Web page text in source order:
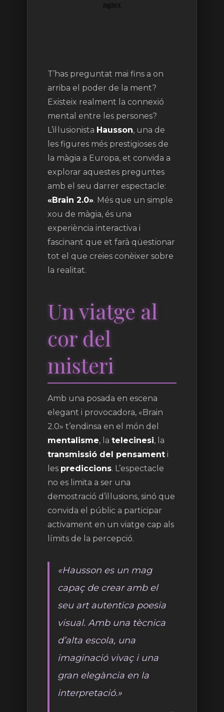
T’has preguntat mai fins a on
arriba el poder de la ment?
Existeix realment la connexió
mental entre les persones?
L’il·lusionista Hausson, una de
les figures més prestigioses de
la màgia a Europa, et convida a
explorar aquestes preguntes
amb el seu darrer espectacle:
«Brain 2.0». Més que un simple
xou de màgia, és una
experiència interactiva i
fascinant que et farà qüestionar
tot el que creies conèixer sobre
la realitat.
Un viatge al
cor del
misteri
Amb una posada en escena
elegant i provocadora, «Brain
2.0» t’endinsa en el món del
mentalisme, latelecinesi, la
transmissió del pensament i
les prediccions. L’espectacle
no es limita a ser una
demostració d’il·lusions, sinó que
convida el públic a participar
activament en un viatge cap als
límits de la percepció.
«Hausson es un mag
capaç de crear amb el
seu art autentica poesia
visual. Amb una tècnica
d’alta escola, una
imaginació vivaç i una
gran elegància en la
interpretació.»